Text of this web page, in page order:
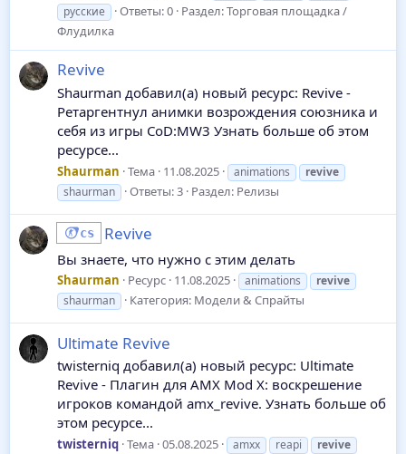
русские
Ответы: 0 Раздел:Торговая площадка /
Флудилка
Revive
Shaurman добавил(а) новый ресурс: Revive -
Ретаргентнул анимки возрождения союзника и
себя из игры CoD:MW3 Узнать больше об этом
ресурсе...
Shaurman Тема 11.08.2025 animations
revive
shaurman
Ответы: 3 Раздел: Релизы
cs Revive
Вы знаете, что нужно с этим делать
Shaurman Ресурс 11.08.2025 animations
revive
shaurman
Категория: Модели & Спрайты
Ultimate Revive
twisterniq добавил(а) новый ресурс: Ultimate
Revive - Плагин для AMX Mod X: воскрешение
игроков командой amx_revive. Узнать больше об
этом ресурсе...
twisterniq Тема 05.08.2025 amxx reapi
revive